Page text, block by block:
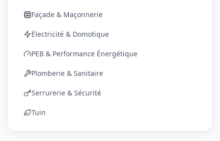
Façade & Maçonnerie
Électricité & Domotique
PEB & Performance Énergétique
Plomberie & Sanitaire
Serrurerie & Sécurité
Tuin